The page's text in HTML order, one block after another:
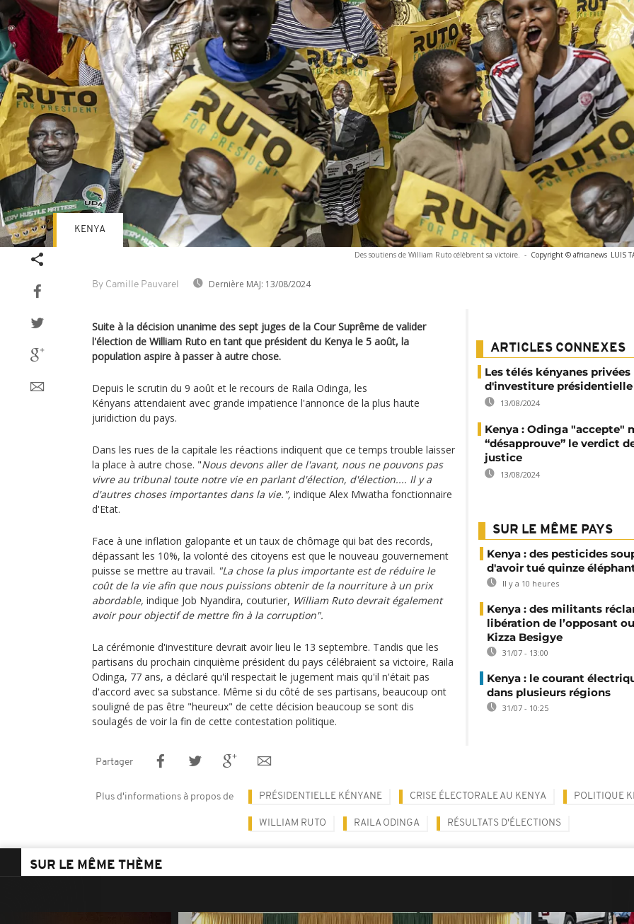
Des soutiens de William Ruto célèbrent sa victoire. - Copyright © africanews LUIS
By Camille Pauvarel Dernière MAJ: 13/08/2024
KENYA
Suite à la décision unanime des sept juges de la Cour Suprême de valider
l'élection de William Ruto en tant que président du Kenya le 5 août, la
population aspire à passer à autre chose.
Depuis le scrutin du 9 août et le recours de Raila Odinga, les
Kényans attendaient avec grande impatience l'annonce de la plus haute
juridiction du pays.
Dans les rues de la capitale les réactions indiquent que ce temps trouble laisser
la place à autre chose. "Nous devons aller de l'avant, nous ne pouvons pas
vivre au tribunal toute notre vie en parlant d'élection, d'élection.... Il y a
d'autres choses importantes dans la vie.", indique Alex Mwatha fonctionnaire
d'Etat.
Face à une inflation galopante et un taux de chômage qui bat des records,
dépassant les 10%, la volonté des citoyens est que le nouveau gouvernement
puisse se mettre au travail. "La chose la plus importante est de réduire le
coût de la vie afin que nous puissions obtenir de la nourriture à un prix
abordable, indique Job Nyandira, couturier, William Ruto devrait également
avoir pour objectif de mettre fin à la corruption".
La cérémonie d'investiture devrait avoir lieu le 13 septembre. Tandis que les
partisans du prochain cinquième président du pays célébraient sa victoire, Raila
Odinga, 77 ans, a déclaré qu'il respectait le jugement mais qu'il n'était pas
d'accord avec sa substance. Même si du côté de ses partisans, beaucoup ont
souligné de pas être "heureux" de cette décision beaucoup se sont dis
soulagés de voir la fin de cette contestation politique.
ARTICLES CONNEXES
Les télés kényanes privées
d'investiture présidentielle
13/08/2024
Kenya : Odinga "accepte"
“désapprouve” le verdict
justice
13/08/2024
SUR LE MÊME PAYS
Kenya : des pesticides
d'avoir tué quinze
Il y a 10 heures
Kenya : des militants
libération de l’opposant
Kizza Besigye
31/07 - 13:00
Kenya : le courant
dans plusieurs régions
31/07 - 10:25
Partager
Plus d'informations à propos de PRÉSIDENTIELLE KÉNYANE CRISE ÉLECTORALE AU KENYA POLITIQUE
WILLIAM RUTO RAILA ODINGA RÉSULTATS D'ÉLECTIONS
SUR LE MÊME THÈME